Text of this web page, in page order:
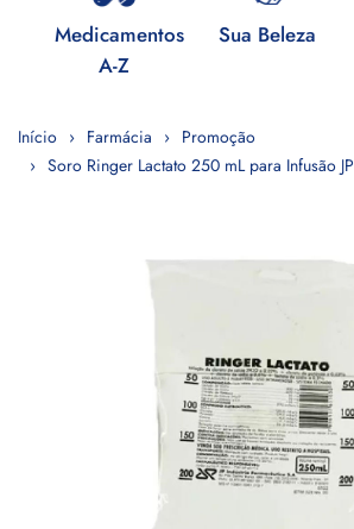
Medicamentos
A-Z
Sua Beleza
Início Farmácia
Promoção
Soro Ringer Lactato 250 mL para Infusão JP